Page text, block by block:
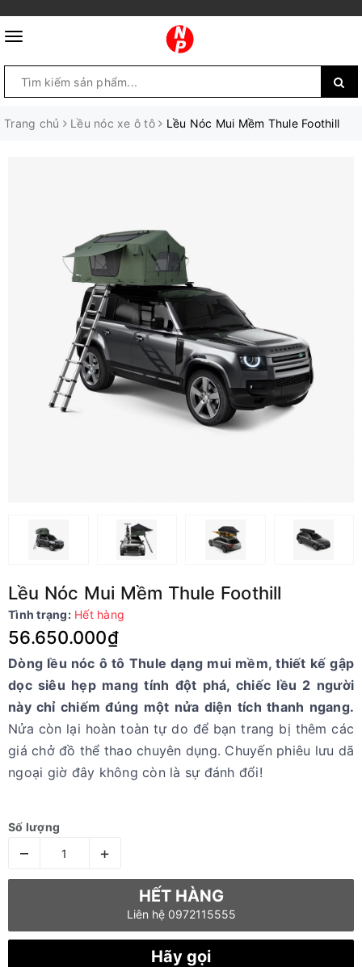
Trang chủ Lều nóc xe ô tô Lều Nóc Mui Mềm Thule Foothill
Lều Nóc Mui Mềm Thule Foothill
Tình trạng: Hết hàng
56.650.000₫
Dòng lều nóc ô tô Thule dạng mui mềm, thiết kế gập
dọc siêu hẹp mang tính đột phá, chiếc lều 2 người
này chỉ chiếm đúng một nửa diện tích thanh ngang.
Nửa còn lại hoàn toàn tự do để bạn trang bị thêm các
giá chở đồ thể thao chuyên dụng. Chuyến phiêu lưu dã
ngoại giờ đây không còn là sự đánh đổi!
Số lượng
– +
HẾT HÀNG
Liên hệ 0972115555
Hãy gọi